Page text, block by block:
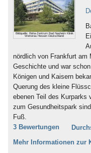
Bildquelle: Reha-Zentrum Bad Nauheim Klinik
Wetterau Hessen Deutschland
nördlich von Frankfurt am
Geschichte und war
Königen und Kaisern
Querung des kleine
ebenen Teil des Kurparks
zum Gesundheitspark
Fuß.
3 Bewertungen
Mehr Informationen zur